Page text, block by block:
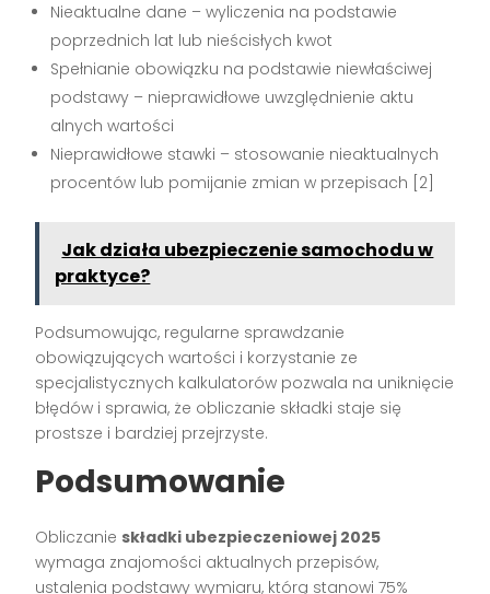
Nieaktualne dane – wyliczenia na podstawie
poprzednich lat lub nieścisłych kwot
Spełnianie obowiązku na podstawie niewłaściwej
podstawy – nieprawidłowe uwzględnienie aktu
alnych wartości
Nieprawidłowe stawki – stosowanie nieaktualnych
procentów lub pomijanie zmian w przepisach [2]
Jak działa ubezpieczenie samochodu w
praktyce?
Podsumowując, regularne sprawdzanie
obowiązujących wartości i korzystanie ze
specjalistycznych kalkulatorów pozwala na uniknięcie
błędów i sprawia, że obliczanie składki staje się
prostsze i bardziej przejrzyste.
Podsumowanie
Obliczanie składki ubezpieczeniowej 2025
wymaga znajomości aktualnych przepisów,
ustalenia podstawy wymiaru, którą stanowi 75%